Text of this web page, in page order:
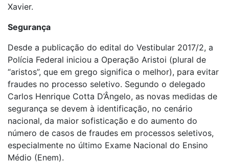
Xavier.
Segurança
Desde a publicação do edital do Vestibular 2017/2, a
Polícia Federal iniciou a Operação Aristoi (plural de
“aristos”, que em grego significa o melhor), para evitar
fraudes no processo seletivo. Segundo o delegado
Carlos Henrique Cotta D’Ângelo, as novas medidas de
segurança se devem à identificação, no cenário
nacional, da maior sofisticação e do aumento do
número de casos de fraudes em processos seletivos,
especialmente no último Exame Nacional do Ensino
Médio (Enem).